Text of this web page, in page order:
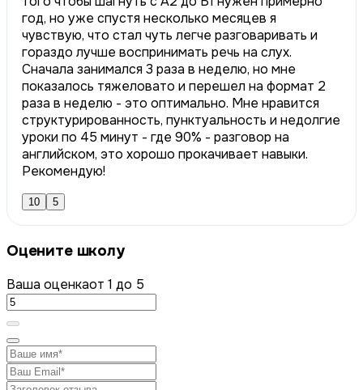
год, но уже спустя несколько месяцев я
чувствую, что стал чуть легче разговаривать и
гораздо лучше воспринимать речь на слух.
Сначала занимался 3 раза в неделю, но мне
показалось тяжеловато и перешел на формат 2
раза в неделю - это оптимально. Мне нравится
структурированность, пунктуальность и недолгие
уроки по 45 минут - где 90% - разговор на
английском, это хорошо прокачивает навыки.
Рекомендую!
10 5
Оцените школу
Ваша оценкаот 1 до 5